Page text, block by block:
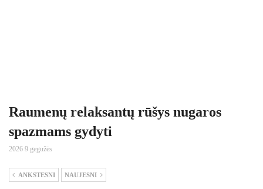
Raumenų relaksantų rūšys nugaros
spazmams gydyti
2026 9 gegužės
ANKSTESNI NAUJESNI